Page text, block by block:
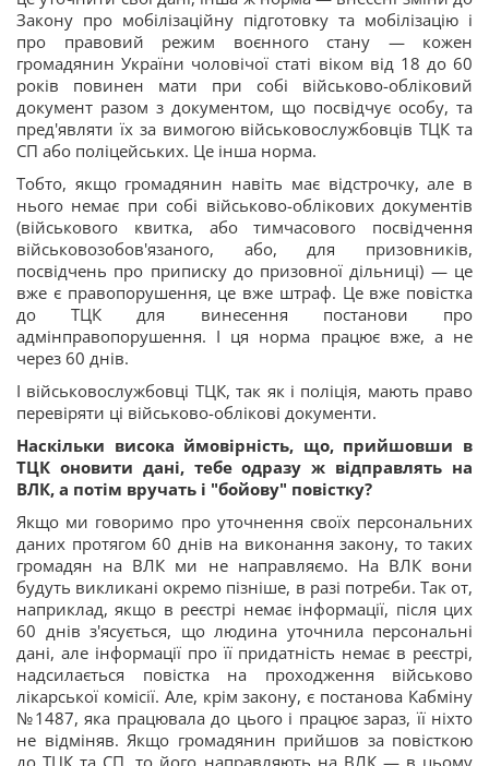
Закону про мобілізаційну підготовку та мобілізацію і
про правовий режим воєнного стану — кожен
громадянин України чоловічої статі віком від 18 до 60
років повинен мати при собі військово-обліковий
документ разом з документом, що посвідчує особу, та
пред'являти їх за вимогою військовослужбовців ТЦК та
СП або поліцейських. Це інша норма.
Тобто, якщо громадянин навіть має відстрочку, але в
нього немає при собі військово-облікових документів
(військового квитка, або тимчасового посвідчення
військовозобов'язаного, або, для призовників,
посвідчень про приписку до призовної дільниці) — це
вже є правопорушення, це вже штраф. Це вже повістка
до ТЦК для винесення постанови про
адмінправопорушення. І ця норма працює вже, а не
через 60 днів.
І військовослужбовці ТЦК, так як і поліція, мають право
перевіряти ці військово-облікові документи.
Наскільки висока ймовірність, що, прийшовши в
ТЦК оновити дані, тебе одразу ж відправлять на
ВЛК, а потім вручать і "бойову" повістку?
Якщо ми говоримо про уточнення своїх персональних
даних протягом 60 днів на виконання закону, то таких
громадян на ВЛК ми не направляємо. На ВЛК вони
будуть викликані окремо пізніше, в разі потреби. Так от,
наприклад, якщо в реєстрі немає інформації, після цих
60 днів з'ясується, що людина уточнила персональні
дані, але інформації про її придатність немає в реєстрі,
надсилається повістка на проходження військово
лікарської комісії. Але, крім закону, є постанова Кабміну
№1487, яка працювала до цього і працює зараз, її ніхто
не відміняв. Якщо громадянин прийшов за повісткою